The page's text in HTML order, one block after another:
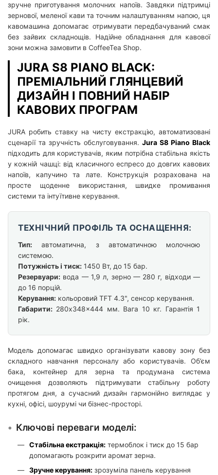
зручне приготування молочних напоїв. Завдяки підтримці
зернової, меленої кави та точним налаштуванням напою, ця
кавомашина допомагає отримувати передбачуваний смак
без зайвих складнощів. Надійне обладнання для кавової
зони можна замовити в CoffeeTea Shop.
JURA S8 PIANO BLACK:
ПРЕМІАЛЬНИЙ ГЛЯНЦЕВИЙ
ДИЗАЙН І ПОВНИЙ НАБІР
КАВОВИХ ПРОГРАМ
JURA робить ставку на чисту екстракцію, автоматизовані
сценарії та зручність обслуговування. Jura S8 Piano Black
підходить для користувачів, яким потрібна стабільна якість
у кожній чашці: від класичного еспресо до довгих кавових
напоїв, капучино та лате. Конструкція розрахована на
просте щоденне використання, швидке промивання
системи та інтуїтивне керування.
ТЕХНІЧНИЙ ПРОФІЛЬ ТА ОСНАЩЕННЯ:
Тип: автоматична, з автоматичною молочною
системою.
Потужність і тиск: 1450 Вт, до 15 бар.
Резервуари: вода — 1,9 л, зерно — 280 г, відходи —
до 16 порцій.
Керування: кольоровий TFT 4.3", сенсор керування.
Габарити: 280x348x444 мм. Вага 10 кг. Гарантія 1
рік.
Модель допомагає швидко організувати кавову зону без
складного навчання персоналу або користувачів. Об’єм
бака, контейнер для зерна та продумана система
очищення дозволяють підтримувати стабільну роботу
протягом дня, а сучасний дизайн гармонійно виглядає у
кухні, офісі, шоурумі чи бізнес-просторі.
Ключові переваги моделі:
Стабільна екстракція: термоблок і тиск до 15 бар
допомагають розкрити аромат зерна.
Зручне керування: зрозуміла панель керування